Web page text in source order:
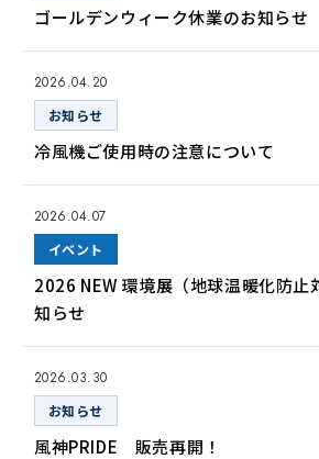
ゴールデンウィーク休業のお知らせ
2026.04.20
お知らせ
冷風機ご使用時の注意について
2026.04.07
イベント
2026 NEW 環境展（地球温暖化防止
知らせ
2026.03.30
お知らせ
風神PRIDE 販売再開！